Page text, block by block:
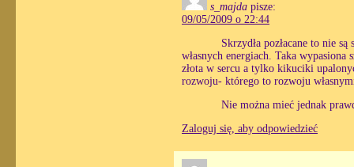
s_majda pisze:
09/05/2009 o 22:44
Skrzydła pozłacane to nie
własnych energiach. Taka
złota w sercu a tylko kikuciki
rozwoju- którego to rozwoju
Nie można mieć jednak
Zaloguj się, aby odpowiedzieć